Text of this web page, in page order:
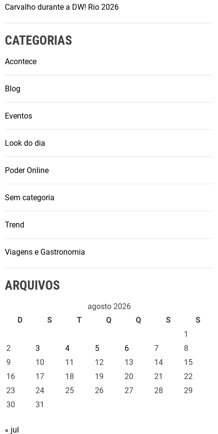
Carvalho durante a DW! Rio 2026
CATEGORIAS
Acontece
Blog
Eventos
Look do dia
Poder Online
Sem categoria
Trend
Viagens e Gastronomia
ARQUIVOS
agosto 2026
D
S T Q Q S
S
1
2
3 4 5 6 7
8
9
10 11 12 13 14
15
16
17 18 19 20 21
22
23
24 25 26 27 28
29
30
31
« jul